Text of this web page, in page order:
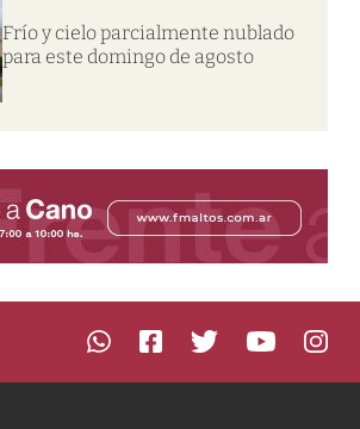
Frío y cielo parcialmente nublado
para este domingo de agosto